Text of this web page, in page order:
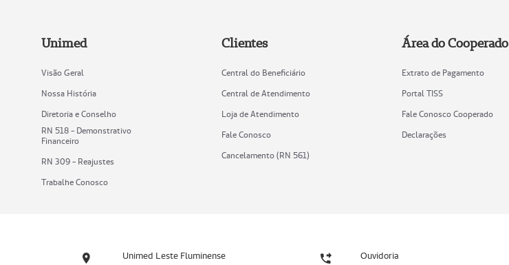
Unimed
Visão Geral
Nossa História
Diretoria e Conselho
RN 518 - Demonstrativo
Financeiro
RN 309 - Reajustes
Trabalhe Conosco
Clientes
Central do Beneficiário
Central de Atendimento
Loja de Atendimento
Fale Conosco
Cancelamento (RN 561)
Área do Cooperado
Extrato de Pagamento
Portal TISS
Fale Conosco Cooperado
Declarações
Unimed Leste Fluminense Ouvidoria